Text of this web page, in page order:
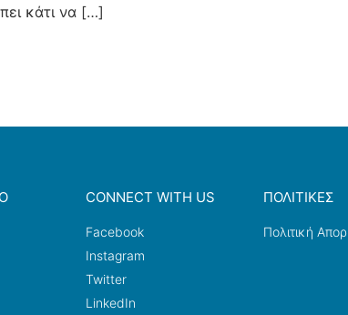
κάτι να […]
CONNECT WITH US
Facebook
Instagram
Twitter
LinkedIn
ΠΟΛΙΤΙΚΕΣ
Πολιτική